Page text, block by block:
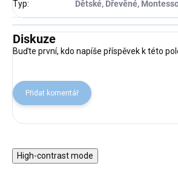
Typ: Dětské, Dřevěné,
Diskuze
Buďte první, kdo napíše příspěvek k této
Přidat komentář
High-contrast mode